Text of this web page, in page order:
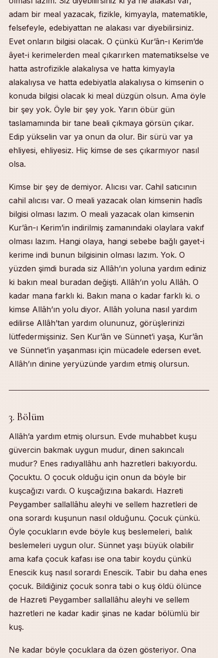
adam bir meal yazacak, fizikle, kimyayla, matematikle,
felsefeyle, edebiyattan ne alakası var diyebilirsiniz.
Evet onların bilgisi olacak. O çünkü Kur’ân-ı Kerim’de
âyet-i kerimelerden meal çıkarırken matematikselse ve
hatta astrofizikle alakalıysa ve hatta kimyayla
alakalıysa ve hatta edebiyatla alakalıysa o kimsenin o
konuda bilgisi olacak ki meal düzgün olsun. Ama öyle
bir şey yok. Öyle bir şey yok. Yarın öbür gün
taslamamında bir tane beali çıkmaya görsün çıkar.
Edip yükselin var ya onun da olur. Bir sürü var ya
ehliyesi, ehliyesiz. Hiç kimse de ses çıkarmıyor nasıl
olsa.
Kimse bir şey de demiyor. Alıcısı var. Cahil satıcının
cahil alıcısı var. O meali yazacak olan kimsenin hadîs
bilgisi olması lazım. O meali yazacak olan kimsenin
Kur’ân-ı Kerim’in indirilmiş zamanındaki olaylara vakıf
olması lazım. Hangi olaya, hangi sebebe bağlı gayet-i
kerime indi bunun bilgisinin olması lazım. Yok. O
yüzden şimdi burada siz Allâh’ın yoluna yardım ediniz
ki bakın meal buradan değişti. Allâh’ın yolu Allâh. O
kadar mana farklı ki. Bakın mana o kadar farklı ki. o
kimse Allâh’ın yolu diyor. Allâh yoluna nasıl yardım
edilirse Allâh’tan yardım olununuz, görüşlerinizi
lütfedermişsiniz. Sen Kur’ân ve Sünnet’i yaşa, Kur’ân
ve Sünnet’in yaşanması için mücadele edersen evet.
Allâh’ın dinine yeryüzünde yardım etmiş olursun.
3. Bölüm
Allâh’a yardım etmiş olursun. Evde muhabbet kuşu
güvercin bakmak uygun mudur, dinen sakıncalı
mudur? Enes radıyallâhu anh hazretleri bakıyordu.
Çocuktu. O çocuk olduğu için onun da böyle bir
kuşcağızı vardı. O kuşcağızına bakardı. Hazreti
Peygamber sallallâhu aleyhi ve sellem hazretleri de
ona sorardı kuşunun nasıl olduğunu. Çocuk çünkü.
Öyle çocukların evde böyle kuş beslemeleri, balık
beslemeleri uygun olur. Sünnet yaşı büyük olabilir
ama kafa çocuk kafası ise ona tabir koydu çünkü
Enescik kuş nasıl sorardı Enescik. Tabir bu daha enes
çocuk. Bildiğiniz çocuk sonra tabi o kuş öldü ölünce
de Hazreti Peygamber sallallâhu aleyhi ve sellem
hazretleri ne kadar kadir şinas ne kadar bölümlü bir
kuş.
Ne kadar böyle çocuklara da özen gösteriyor. Ona